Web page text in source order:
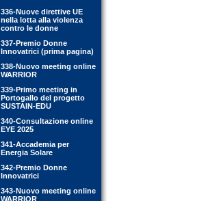
336-Nuove direttive UE
nella lotta alla violenza
contro le donne
337-Premio Donne
Innovatrici (prima pagina)
338-Nuovo meeting online
WARRIOR
339-Primo meeting in
Portogallo del progetto
SUSTAIN-EDU
340-Consultazione online
EYE 2025
341-Accademia per
Energia Solare
342-Premio Donne
Innovatrici
343-Nuovo meeting online
WARRIOR